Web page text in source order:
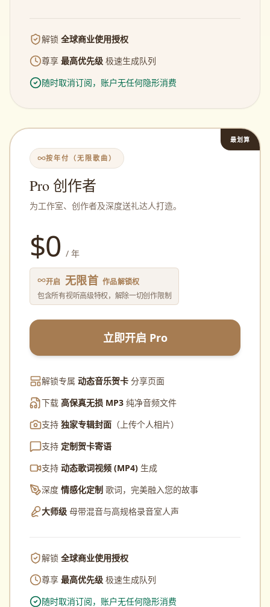
解锁 全球商业使用授权
尊享 最高优先级 极速生成队列
随时取消订阅，账户无任何隐形消费
最划算
按年付（无限歌曲）
Pro 创作者
为工作室、创作者及深度送礼达人打造。
$0 / 年
开启 无限首 作品解锁权
包含所有视听高级特权，解除一切创作限制
立即开启 Pro
解锁专属 动态音乐贺卡 分享页面
下载 高保真无损 MP3 纯净音频文件
支持 独家专辑封面 （上传个人相片）
支持 定制贺卡寄语
支持 动态歌词视频 (MP4) 生成
深度 情感化定制 歌词，完美融入您的故事
大师级 母带混音与高规格录音室人声
解锁 全球商业使用授权
尊享 最高优先级 极速生成队列
随时取消订阅，账户无任何隐形消费